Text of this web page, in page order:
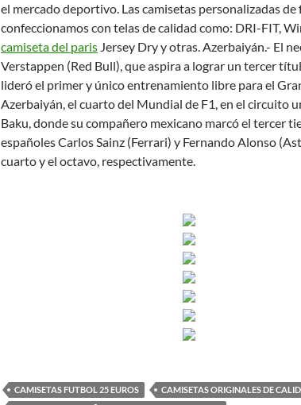
el mercado deportivo. Las camisetas personalizadas
confeccionamos con telas de calidad como: DRI-FIT,
camiseta del paris Jersey Dry y otras. Azerbaiyán.- El
Verstappen (Red Bull), que aspira a lograr un tercer
lideró el primer y único entrenamiento libre para el
Azerbaiyán, el cuarto del Mundial de F1, en el circuito
Baku, donde su compañero mexicano marcó el tercer
españoles Carlos Sainz (Ferrari) y Fernando Alonso
cuarto y el octavo, respectivamente.
CAMISETAS FUTBOL 25 EUROS
CAMISETAS ORIGINALES DE